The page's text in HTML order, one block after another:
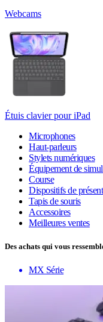
Webcams
Étuis clavier pour iPad
Microphones
Haut-parleurs
Stylets numériques
Équipement de
Course
Dispositifs de
Tapis de souris
Accessoires
Meilleures ventes
Des achats qui vous
MX Série